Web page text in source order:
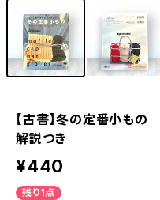
【古書】冬の定番小もの
解説つき
¥440
残り1点